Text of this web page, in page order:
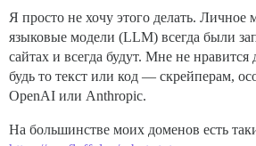
Я просто не хочу этого делать.
языковые модели (LLM) всегда были
сайтах и всегда будут. Мне не
будь то текст или код — скрейперам,
OpenAI или Anthropic.
На большинстве моих доменов есть